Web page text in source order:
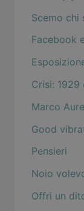
Scemo chi
Facebook
Crisi: 1929
Marco
Good
Pensieri
Noio
Offri un